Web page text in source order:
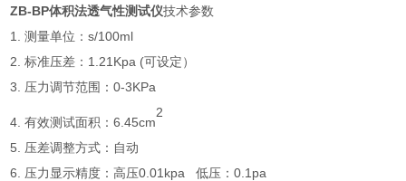
ZB-BP体积法透气性测试仪技术参数
1. 测量单位：s/100ml
2. 标准压差：1.21Kpa (可设定）
3. 压力调节范围：0-3KPa
4. 有效测试面积：6.45cm
2
5. 压差调整方式：自动
6. 压力显示精度：高压0.01kpa 低压：0.1pa